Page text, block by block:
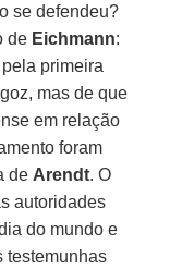
se defendeu?
de Eichmann:
primeira
mas de que
em relação
foram
de Arendt. O
autoridades
do mundo e
testemunhas